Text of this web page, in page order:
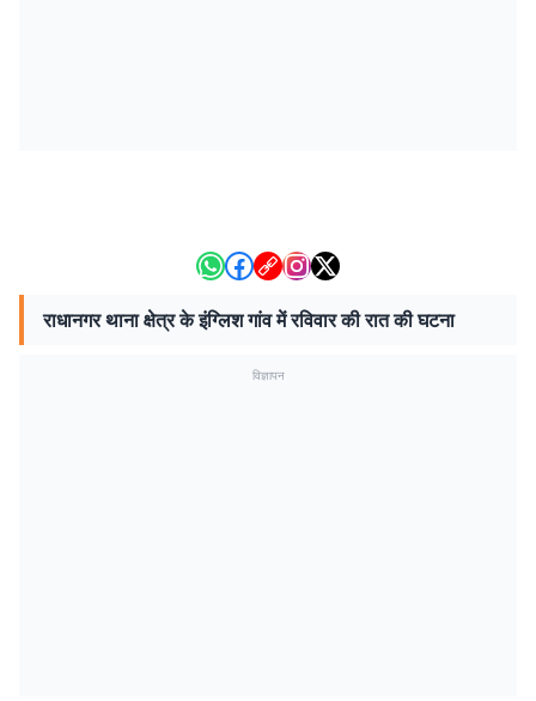
राधानगर थाना क्षेत्र के इंग्लिश गांव में रविवार की रात की घटना
विज्ञापन